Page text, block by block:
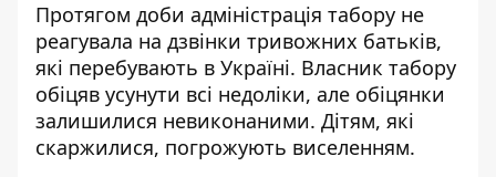
Протягом доби адміністрація табору не
реагувала на дзвінки тривожних батьків,
які перебувають в Україні. Власник табору
обіцяв усунути всі недоліки, але обіцянки
залишилися невиконаними. Дітям, які
скаржилися, погрожують виселенням.